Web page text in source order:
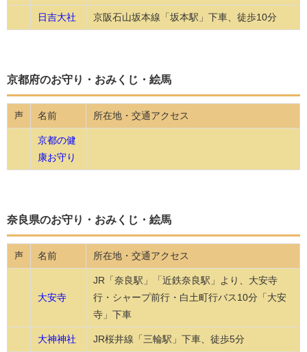
日吉大社 京阪石山坂本線「坂本駅」下車、徒歩10分
京都府のお守り・おみくじ・絵馬
声 名前 所在地・交通アクセス
京都の健
康お守り
奈良県のお守り・おみくじ・絵馬
声 名前 所在地・交通アクセス
大安寺
JR「奈良駅」「近鉄奈良駅」より、大安寺
行・シャープ前行・白土町行バス10分「大安
寺」下車
大神神社 JR桜井線「三輪駅」下車、徒歩5分